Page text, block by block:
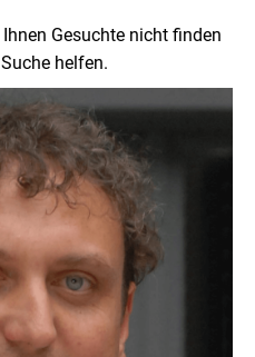
Gesuchte nicht finden
helfen.